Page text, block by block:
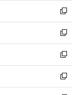
く
で
開
く
ド
ウ
で
開
く
ィ
ン
ド
ウ
で
開
く
新
し
い
ウ
ィ
ン
ド
ウ
新
し
い
ウ
ィ
ン
新
し
い
ウ
新
し